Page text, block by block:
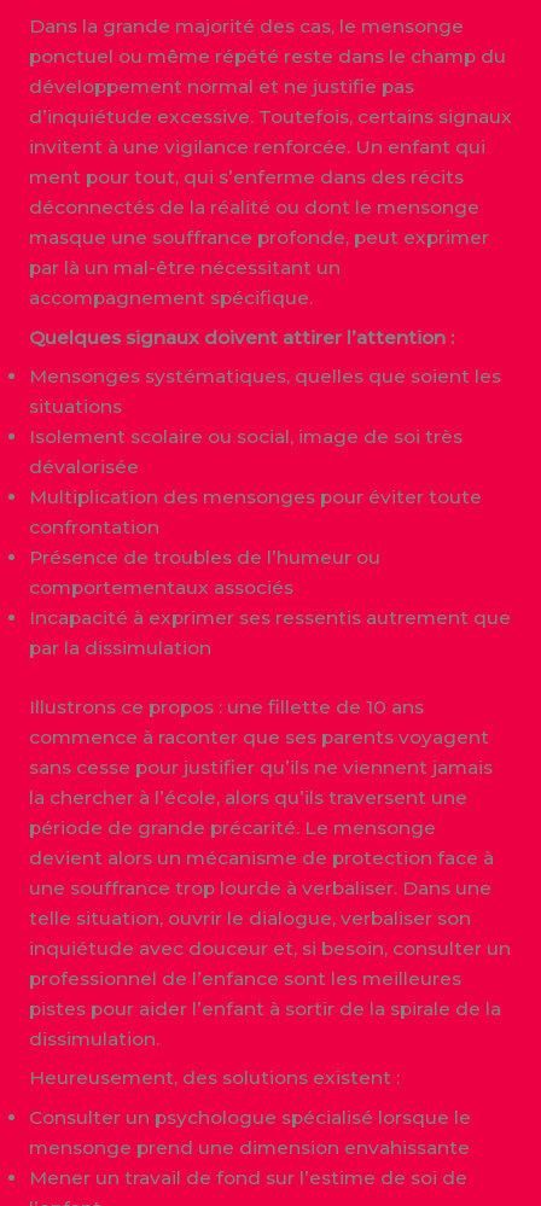
Dans la grande majorité des cas, le mensonge
ponctuel ou même répété reste dans le champ du
développement normal et ne justifie pas
d’inquiétude excessive. Toutefois, certains signaux
invitent à une vigilance renforcée. Un enfant qui
ment pour tout, qui s’enferme dans des récits
déconnectés de la réalité ou dont le mensonge
masque une souffrance profonde, peut exprimer
par là un mal-être nécessitant un
accompagnement spécifique.
Quelques signaux doivent attirer l’attention :
Mensonges systématiques, quelles que soient les
situations
Isolement scolaire ou social, image de soi très
dévalorisée
Multiplication des mensonges pour éviter toute
confrontation
Présence de troubles de l’humeur ou
comportementaux associés
Incapacité à exprimer ses ressentis autrement que
par la dissimulation
Illustrons ce propos : une fillette de 10 ans
commence à raconter que ses parents voyagent
sans cesse pour justifier qu’ils ne viennent jamais
la chercher à l’école, alors qu’ils traversent une
période de grande précarité. Le mensonge
devient alors un mécanisme de protection face à
une souffrance trop lourde à verbaliser. Dans une
telle situation, ouvrir le dialogue, verbaliser son
inquiétude avec douceur et, si besoin, consulter un
professionnel de l’enfance sont les meilleures
pistes pour aider l’enfant à sortir de la spirale de la
dissimulation.
Heureusement, des solutions existent :
Consulter un psychologue spécialisé lorsque le
mensonge prend une dimension envahissante
Mener un travail de fond sur l’estime de soi de